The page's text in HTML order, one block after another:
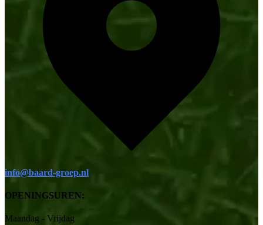
info@baard-groep.nl
OPENINGSUREN:
Maandag - Vrijdag